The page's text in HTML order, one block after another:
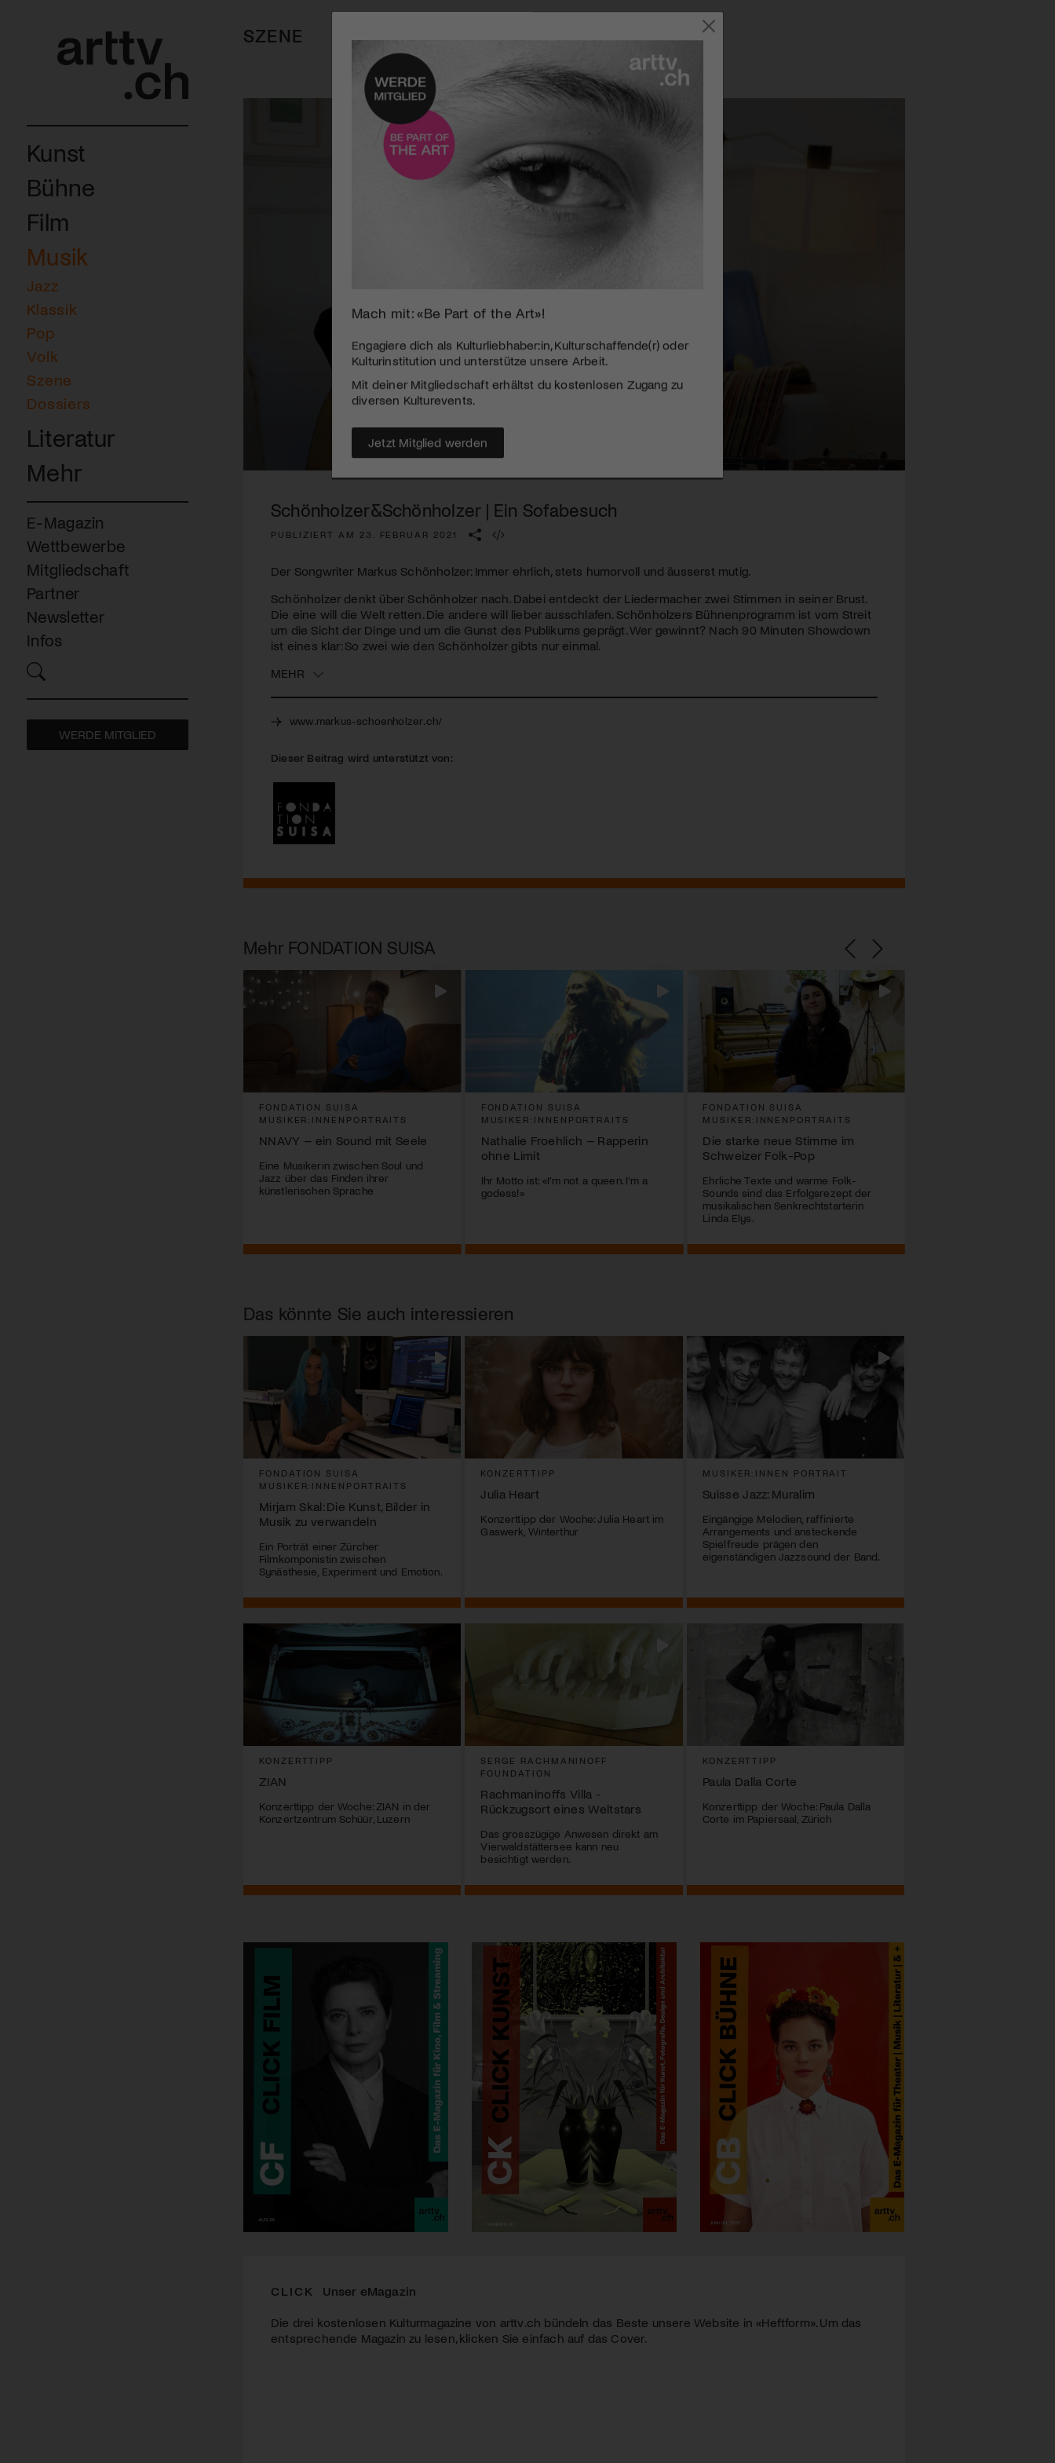
Kunst
Bühne
Film
Musik
Jazz
Klassik
Pop
Volk
Szene
Dossiers
Literatur
Mehr
E-Magazin
Wettbewerbe
Mitgliedschaft
Partner
Newsletter
Infos
WERDE MITGLIED
SZENE
Schönholzer&Schönholzer | Ein Sofabesuch
PUBLIZIERT AM 23. FEBRUAR 2021
Der Songwriter Markus Schönholzer: Immer ehrlich, stets humorvoll und äusserst mutig.
Schönholzer denkt über Schönholzer nach. Dabei entdeckt der Liedermacher zwei Stimmen in seiner Brust.
Die eine will die Welt retten. Die andere will lieber ausschlafen. Schönholzers Bühnenprogramm ist vom Streit
um die Sicht der Dinge und um die Gunst des Publikums geprägt. Wer gewinnt? Nach 90 Minuten Showdown
ist eines klar: So zwei wie den Schönholzer gibts nur einmal.
MEHR
www.markus-schoenholzer.ch/
Dieser Beitrag wird unterstützt von:
Mehr FONDATION SUISA
FONDATION SUISA
MUSIKER:INNENPORTRAITS
NNAVY – ein Sound mit Seele
Eine Musikerin zwischen Soul und
Jazz über das Finden ihrer
künstlerischen Sprache
FONDATION SUISA
MUSIKER:INNENPORTRAITS
Nathalie Froehlich – Rapperin
ohne Limit
Ihr Motto ist: «I’m not a queen. I’m a
godess!»
FONDATION SUISA
MUSIKER:INNENPORTRAITS
Die starke neue Stimme im
Schweizer Folk-Pop
Ehrliche Texte und warme Folk-
Sounds sind das Erfolgsrezept der
musikalischen Senkrechtstarterin
Linda Elys.
Das könnte Sie auch interessieren
FONDATION SUISA
MUSIKER:INNENPORTRAITS
Mirjam Skal: Die Kunst, Bilder in
Musik zu verwandeln
Ein Porträt einer Zürcher
Filmkomponistin zwischen
Synästhesie, Experiment und Emotion.
KONZERTTIPP
Julia Heart
Konzerttipp der Woche: Julia Heart im
Gaswerk, Winterthur
MUSIKER:INNEN PORTRAIT
Suisse Jazz: Muralim
Eingängige Melodien, raffinierte
Arrangements und ansteckende
Spielfreude prägen den
eigenständigen Jazzsound der Band.
KONZERTTIPP
ZIAN
Konzerttipp der Woche: ZIAN in der
Konzertzentrum Schüür, Luzern
SERGE RACHMANINOFF
FOUNDATION
Rachmaninoffs Villa -
Rückzugsort eines Weltstars
Das grosszügige Anwesen direkt am
Vierwaldstättersee kann neu
besichtigt werden.
KONZERTTIPP
Paula Dalla Corte
Konzerttipp der Woche: Paula Dalla
Corte im Papiersaal, Zürich
CLICK Unser eMagazin
Die drei kostenlosen Kulturmagazine von arttv.ch bündeln das Beste unsere Website in «Heftform». Um das
entsprechende Magazin zu lesen, klicken Sie einfach auf das Cover.
Mach mit: «Be Part of the Art»!
Engagiere dich als Kulturliebhaber:in, Kulturschaffende(r) oder
Kulturinstitution und unterstütze unsere Arbeit.
Mit deiner Mitgliedschaft erhältst du kostenlosen Zugang zu
diversen Kulturevents.
Jetzt Mitglied werden